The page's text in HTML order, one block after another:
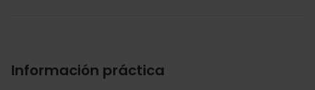
Información práctica